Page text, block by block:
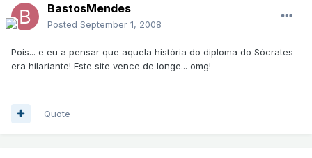
BastosMendes
Posted September 1, 2008
Pois... e eu a pensar que aquela história do diploma do Sócrates
era hilariante! Este site vence de longe... omg!
Quote